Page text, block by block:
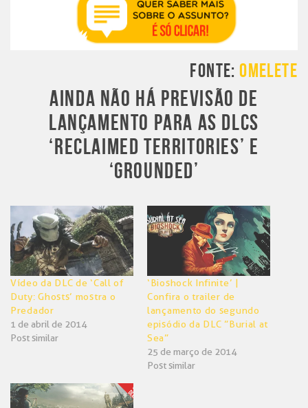
FONTE:OMELETE
AINDA NÃO HÁ PREVISÃO DE
LANÇAMENTO PARA AS DLCS
‘RECLAIMED TERRITORIES’ E
‘GROUNDED’
Vídeo da DLC de ‘Call of
Duty: Ghosts’ mostra o
Predador
1 de abril de 2014
Post similar
‘Bioshock Infinite’ |
Confira o trailer de
lançamento do segundo
episódio da DLC ”Burial at
Sea”
25 de março de 2014
Post similar